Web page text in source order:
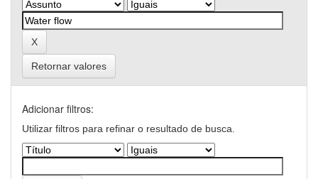
Retornar valores
Adicionar filtros:
Utilizar filtros para refinar o resultado de busca.